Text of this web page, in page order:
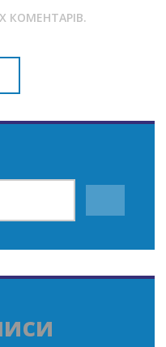
КОМЕНТАРІВ.